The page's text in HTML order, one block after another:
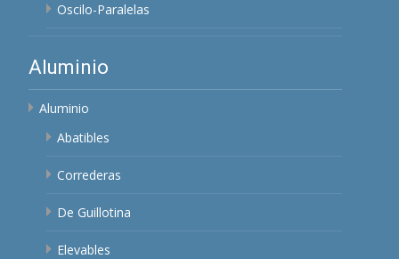
Oscilo-Paralelas
Aluminio
Aluminio
Abatibles
Correderas
De Guillotina
Elevables